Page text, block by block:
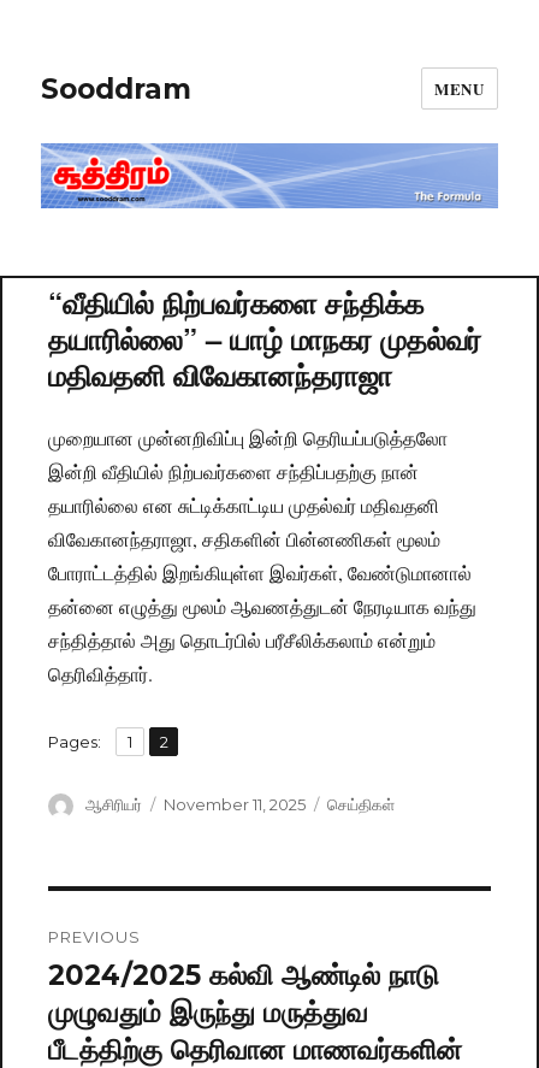
Sooddram MENU
“வீதியில் நிற்பவர்களை சந்திக்க
தயாரில்லை” – யாழ் மாநகர முதல்வர்
மதிவதனி விவேகானந்தராஜா
முறையான முன்னறிவிப்பு இன்றி தெரியப்படுத்தலோ
இன்றி வீதியில் நிற்பவர்களை சந்திப்பதற்கு நான்
தயாரில்லை என சுட்டிக்காட்டிய முதல்வர் மதிவதனி
விவேகானந்தராஜா, சதிகளின் பின்னணிகள் மூலம்
போராட்டத்தில் இறங்கியுள்ள இவர்கள், வேண்டுமானால்
தன்னை எழுத்து மூலம் ஆவணத்துடன் நேரடியாக வந்து
சந்தித்தால் அது தொடர்பில் பரீசீலிக்கலாம் என்றும்
தெரிவித்தார்.
Pages: Page
1 ,
Page
2
Author
ஆசிரியர்
Posted
November 11, 2025 Categories
செய்திகள்
navigation
PREVIOUS
Previous
post:
2024/2025 கல்வி ஆண்டில் நாடு
முழுவதும் இருந்து மருத்துவ
பீடத்திற்கு தெரிவான மாணவர்களின்